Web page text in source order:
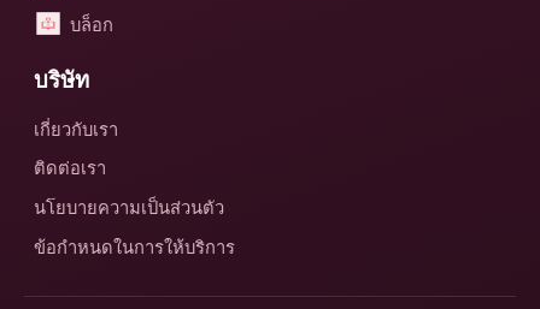
บล็อก
บริษัท
เกี่ยวกับเรา
ติดต่อเรา
นโยบายความเป็นส่วนตัว
ข้อกำหนดในการให้บริการ